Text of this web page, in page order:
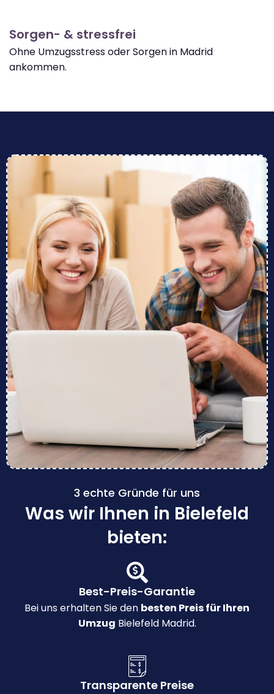
Sorgen- & stressfrei
Ohne Umzugsstress oder Sorgen in Madrid
ankommen.
3 echte Gründe für uns
Was wir Ihnen in Bielefeld
bieten:
Best-Preis-Garantie
Bei uns erhalten Sie den besten Preis für Ihren
Umzug Bielefeld Madrid.
Transparente Preise